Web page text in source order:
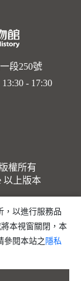
段250號
- 17:30
權所有
以上版本
，以進行服務品
本視窗關閉，本
參閱本站之 隱私